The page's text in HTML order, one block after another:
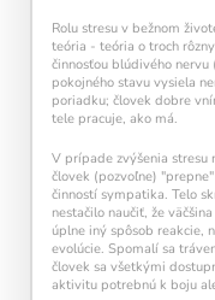
Pravidelný krátky tréning
neuroplasticitu mozgu,
pamäť aj mentálnu
Rolu stresu v bežnom
teória - teória o troch
činnosťou blúdivého
pokojného stavu vysiela
poriadku; človek dobre
tele pracuje, ako má.
V prípade zvýšenia stresu
človek (pozvoľne)
činností sympatika. Telo
nestačilo naučiť, že
úplne iný spôsob reakcie,
evolúcie. Spomalí sa
človek sa všetkými
aktivitu potrebnú k boju